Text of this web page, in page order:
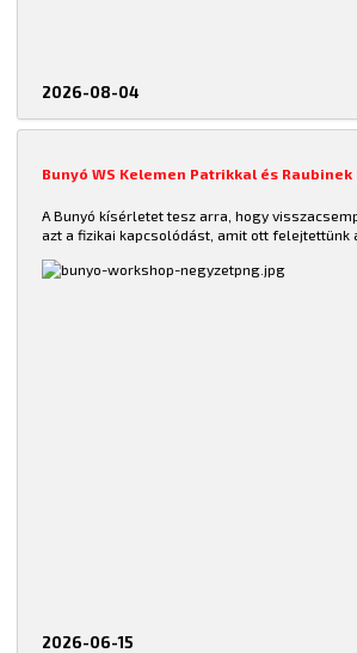
2026-08-04
Bunyó WS Kelemen Patrikkal és
A Bunyó kísérletet tesz arra, hogy
azt a fizikai kapcsolódást, amit ott felejtettünk
2026-06-15